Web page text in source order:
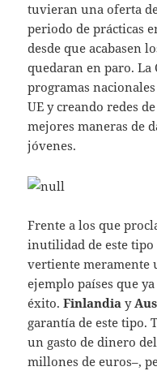
tuvieran una oferta
periodo de prácticas
desde que acabasen
quedaran en paro.
programas
UE y creando redes
mejores maneras de
jóvenes.
Frente a los que
inutilidad de este tipo
vertiente meramente
ejemplo países que
éxito.Finlandia y
garantía de este tipo.
un gasto de dinero
millones de euros–,